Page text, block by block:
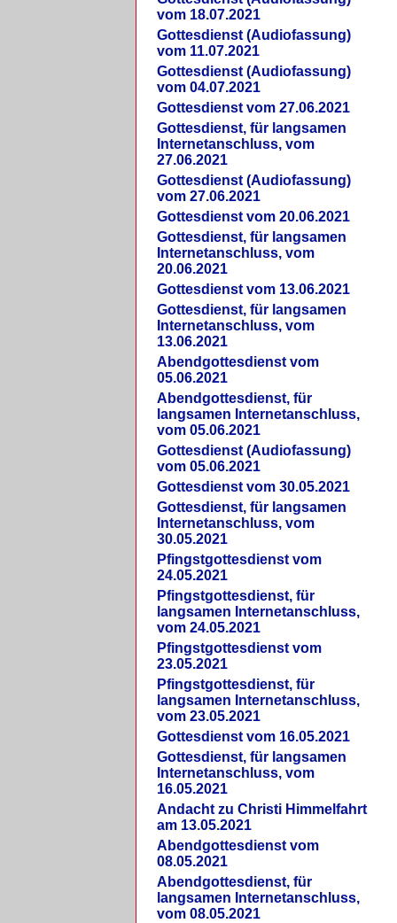
vom 18.07.2021
Gottesdienst (Audiofassung)
vom 11.07.2021
Gottesdienst (Audiofassung)
vom 04.07.2021
Gottesdienst vom 27.06.2021
Gottesdienst, für langsamen
Internetanschluss, vom
27.06.2021
Gottesdienst (Audiofassung)
vom 27.06.2021
Gottesdienst vom 20.06.2021
Gottesdienst, für langsamen
Internetanschluss, vom
20.06.2021
Gottesdienst vom 13.06.2021
Gottesdienst, für langsamen
Internetanschluss, vom
13.06.2021
Abendgottesdienst vom
05.06.2021
Abendgottesdienst, für
langsamen Internetanschluss,
vom 05.06.2021
Gottesdienst (Audiofassung)
vom 05.06.2021
Gottesdienst vom 30.05.2021
Gottesdienst, für langsamen
Internetanschluss, vom
30.05.2021
Pfingstgottesdienst vom
24.05.2021
Pfingstgottesdienst, für
langsamen Internetanschluss,
vom 24.05.2021
Pfingstgottesdienst vom
23.05.2021
Pfingstgottesdienst, für
langsamen Internetanschluss,
vom 23.05.2021
Gottesdienst vom 16.05.2021
Gottesdienst, für langsamen
Internetanschluss, vom
16.05.2021
Andacht zu Christi Himmelfahrt
am 13.05.2021
Abendgottesdienst vom
08.05.2021
Abendgottesdienst, für
langsamen Internetanschluss,
vom 08.05.2021